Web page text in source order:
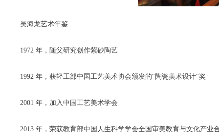
吴海龙艺术年鉴
1972 年，随父研究创作紫砂陶艺
1992 年，获轻工部中国工艺美术协会颁发的"陶瓷美术设计"奖
2001 年，加入中国工艺美术学会
2013 年，荣获教育部中国人生科学学会全国审美教育与文化产业